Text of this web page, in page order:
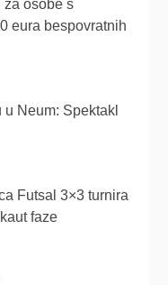
za osobe s
eura bespovratnih
Neum: Spektakl
Futsal 3×3 turnira
faze